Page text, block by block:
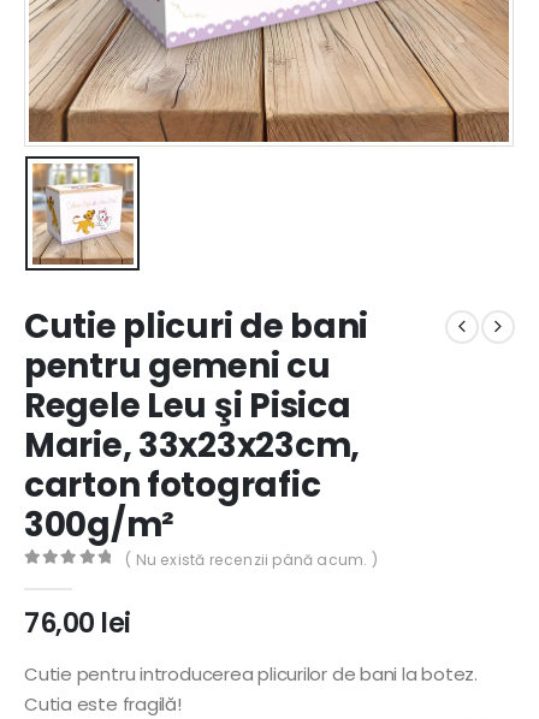
Cutie plicuri de bani
pentru gemeni cu
Regele Leu şi Pisica
Marie, 33x23x23cm,
carton fotografic
300g/m²
( Nu există recenzii până acum. )
76,00 lei
Cutie pentru introducerea plicurilor de bani la botez.
Cutia este fragilă!